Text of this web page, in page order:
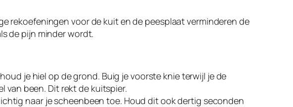
rekoefeningen voor de kuit en de peesplaat verminderen de
de pijn minder wordt.
je hiel op de grond. Buig je voorste knie terwijl je de
been. Dit rekt de kuitspier.
naar je scheenbeen toe. Houd dit ook dertig seconden